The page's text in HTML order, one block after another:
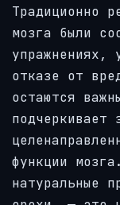
Традиционно
мозга были
упражнениях,
отказе от
остаются
подчеркивает
функции
натуральные